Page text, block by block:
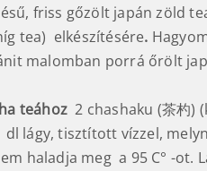
friss gőzölt japán zöld
tea) elkészítésére.
malomban porrá őrölt
teához 2 chashaku (茶杓)
lágy, tisztított vízzel,
haladja meg a 95 C° -ot.